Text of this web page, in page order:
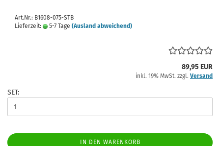
Art.Nr.: B1608-075-STB
Lieferzeit:
5-7 Tage (Ausland abweichend)
89,95 EUR
inkl. 19% MwSt. zzgl. Versand
SET:
IN DEN WARENKORB